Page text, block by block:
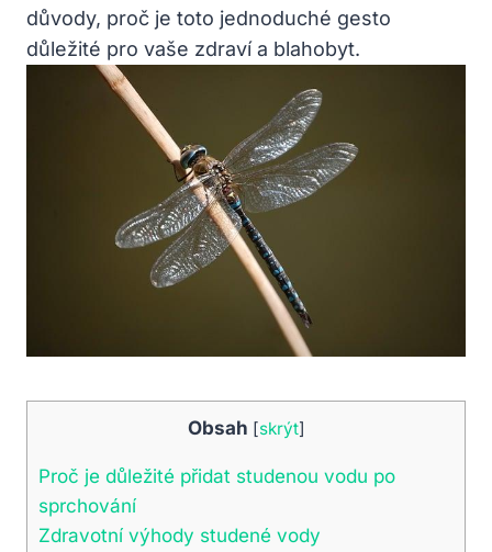
důvody, proč je toto jednoduché gesto
důležité pro vaše zdraví a blahobyt.
Obsah [skrýt]
Proč je důležité přidat studenou vodu po
sprchování
Zdravotní výhody studené vody